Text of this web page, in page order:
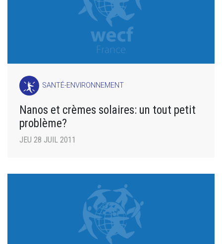
SANTÉ-ENVIRONNEMENT
Nanos et crèmes solaires: un tout petit
problème?
JEU 28 JUIL 2011